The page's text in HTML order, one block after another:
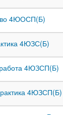
4ЮОСП(Б)
4ЮЗС(Б)
работа 4ЮЗСП(Б)
4ЮЗСП(Б)